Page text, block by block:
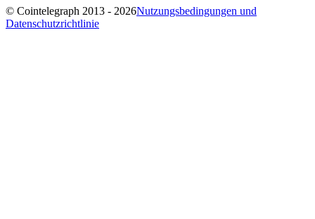
© Cointelegraph 2013 - 2026Nutzungsbedingungen und
Datenschutzrichtlinie